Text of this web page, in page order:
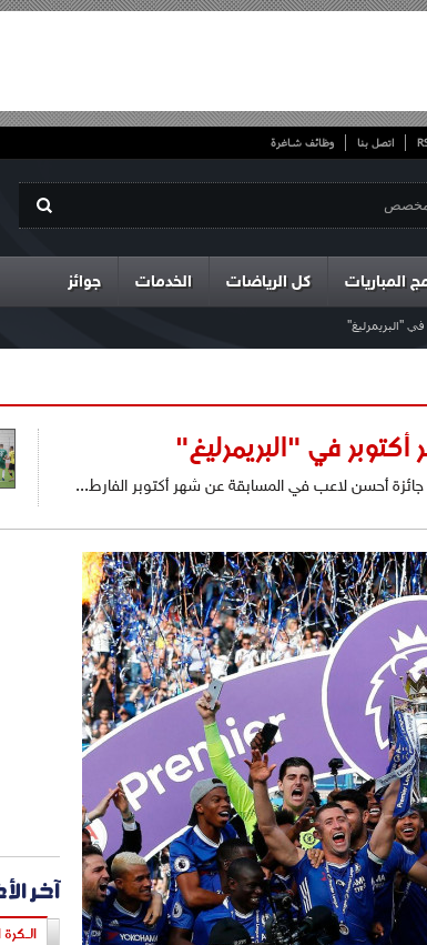
اتصل بنا وظائف شاغرة
المباريات كل الرياضات الخدمات جوائز
"البريمرليغ"
في "البريمرليغ"
أحسن لاعب في المسابقة عن شهر أكتوبر الفارط...
آخر
الـكرة